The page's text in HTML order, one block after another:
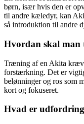
børn, især hvis den er
til andre kæledyr, kan
så introduktion til andre
Hvordan skal man
Træning af en Akita
forstærkning. Det er
belønninger og ros som
kort og fokuseret.
Hvad er